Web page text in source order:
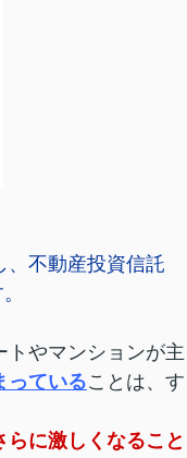
、不動産投資信託
トやマンションが主
っていることは、す
に激しくなること